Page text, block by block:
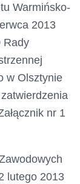
Warmińsko-
2013
Rady
w Olsztynie
nr 1
lutego 2013